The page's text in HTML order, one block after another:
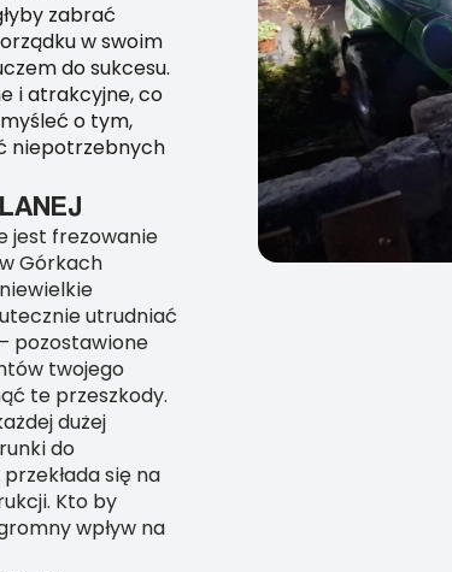
zabrać
w swoim
do sukcesu.
i atrakcyjne, co
o tym,
niepotrzebnych
jest frezowanie
Górkach
utrudniać
pozostawione
twojego
te przeszkody.
dużej
do
się na
Kto by
wpływ na